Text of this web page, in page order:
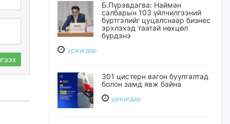
Б.Пүрэвдагва: Найман
салбарын 103 үйлчилгээний
бүртгэлийг цуцалснаар бизнес
эрхлэхэд таатай нөхцөл
бүрдэнэ
уржигдар
301 цистерн вагон буулгалтад
болон замд явж байна
уржигдар